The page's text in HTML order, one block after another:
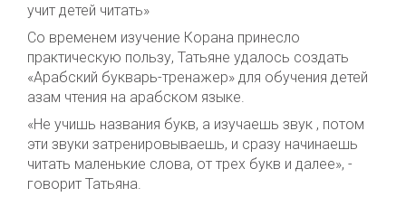
учит детей читать»
Со временем изучение Корана принесло
практическую пользу, Татьяне удалось создать
«Арабский букварь-тренажер» для обучения детей
азам чтения на арабском языке.
«Не учишь названия букв, а изучаешь звук , потом
эти звуки затренировываешь, и сразу начинаешь
читать маленькие слова, от трех букв и далее», -
говорит Татьяна.